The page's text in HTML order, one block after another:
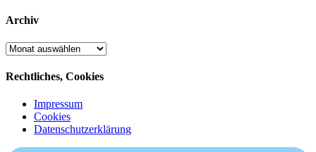
Archiv
Archiv
Rechtliches, Cookies
Impressum
Cookies
Datenschutzerklärung